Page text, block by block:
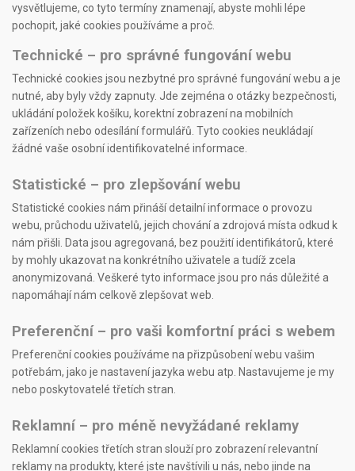
vysvětlujeme, co tyto termíny znamenají, abyste mohli lépe
pochopit, jaké cookies používáme a proč.
Technické – pro správné fungování webu
Technické cookies jsou nezbytné pro správné fungování webu a je
nutné, aby byly vždy zapnuty. Jde zejména o otázky bezpečnosti,
ukládání položek košíku, korektní zobrazení na mobilních
zařízeních nebo odesílání formulářů. Tyto cookies neukládají
žádné vaše osobní identifikovatelné informace.
Statistické – pro zlepšování webu
Statistické cookies nám přináší detailní informace o provozu
webu, průchodu uživatelů, jejich chování a zdrojová místa odkud k
nám přišli. Data jsou agregovaná, bez použití identifikátorů, které
by mohly ukazovat na konkrétního uživatele a tudíž zcela
anonymizovaná. Veškeré tyto informace jsou pro nás důležité a
napomáhají nám celkově zlepšovat web.
Preferenční– pro vaši komfortní práci s webem
Preferenční cookies používáme na přizpůsobení webu vašim
potřebám, jako je nastavení jazyka webu atp. Nastavujeme je my
nebo poskytovatelé třetích stran.
Reklamní– pro méně nevyžádané reklamy
Reklamní cookies třetích stran slouží pro zobrazení relevantní
reklamy na produkty, které jste navštívili u nás, nebo jinde na